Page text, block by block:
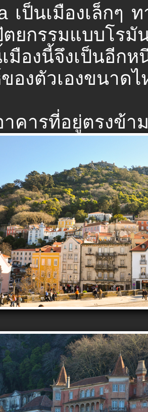
เป็นเมืองเล็กๆ
ตยกรรมแบบโรมั
มืองนี้จึงเป็นอีก
ของตัวเองขนาด
คารที่อยู่ตรงข้า